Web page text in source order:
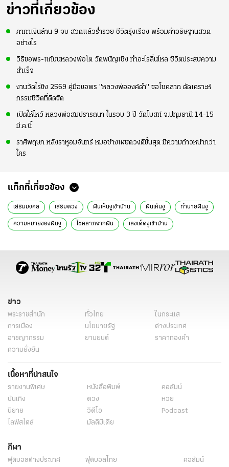
ข่าวที่เกี่ยวข้อง
คาถาเงินล้าน 9 จบ สวดแล้วร่ำรวย ชีวิตรุ่งเรือง พร้อมคำอธิษฐานสวด
อย่างไร
วิธีขอพร-แก้บนหลวงพ่อโต วัดพนัญเชิง ทำอะไรลื่นไหล ชีวิตประสบความ
สำเร็จ
งานวัดไร่ขิง 2569 คู่มือขอพร "หลวงพ่อองค์ดำ" ขอโชคลาภ ตัดเคราะห์
กรรมชีวิตที่ติดขัด
เปิดให้ไหว้ หลวงพ่อสมปรารถนา ในรอบ 3 ปี วัดโบสถ์ จ.ปทุมธานี 14-15
มี.ค.นี้
ราศีพฤษภ หลังราหูอมจันทร์ หมอช้างเผยดวงดีขั้นสุด มีความก้าวหน้ากว่า
ใคร
แท็กที่เกี่ยวข้อง
เสริมมงคล เสริมดวง ฝันเห็นงูเข้าบ้าน ฝันเห็นงู ทำนายฝันงู
ความหมายของฝันงู โชคลาภจากฝัน เลขเด็ดงูเข้าบ้าน
ความเชื่อ
ข่าว
พระราชสำนัก ทั่วไทย
ในกระแส
การเมือง
นโยบายรัฐ
ต่างประเทศ
อาชญากรรม
ยานยนต์
ราคาทองคำ
ความยั่งยืน
เนื้อหาที่น่าสนใจ
รายงานพิเศษ หนังสือพิมพ์
คอลัมน์
บันเทิง
ดวง
หวย
นิยาย
วิดีโอ
Podcast
ไลฟ์สไตล์
มัลติมีเดีย
กีฬา
ฟุตบอลต่่างประเทศ ฟุตบอลไทย
คอลัมน์